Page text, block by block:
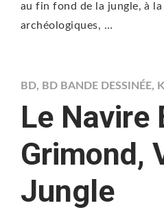
au fin fond de la jungle, à
archéologiques, …
BD, BD BANDE DESSINÉE,
Le Navire
Grimond,
Jungle